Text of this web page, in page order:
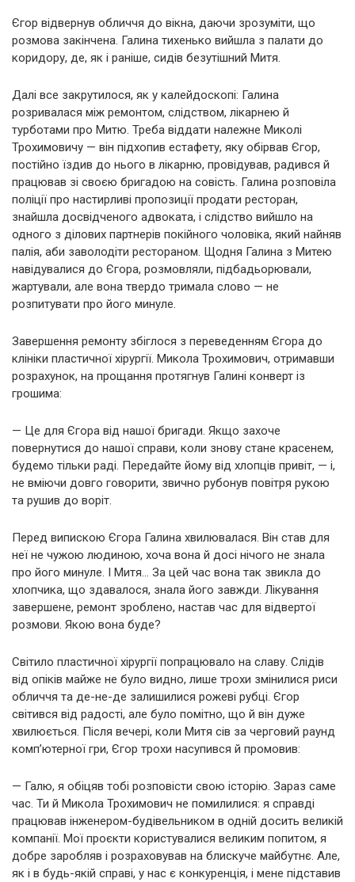
Єгор відвернув обличчя до вікна, даючи зрозуміти, що
розмова закінчена. Галина тихенько вийшла з палати до
коридору, де, як і раніше, сидів безутішний Митя.
Далі все закрутилося, як у калейдоскопі: Галина
розривалася між ремонтом, слідством, лікарнею й
турботами про Митю. Треба віддати належне Миколі
Трохимовичу — він підхопив естафету, яку обірвав Єгор,
постійно їздив до нього в лікарню, провідував, радився й
працював зі своєю бригадою на совість. Галина розповіла
поліції про настирливі пропозиції продати ресторан,
знайшла досвідченого адвоката, і слідство вийшло на
одного з ділових партнерів покійного чоловіка, який найняв
палія, аби заволодіти рестораном. Щодня Галина з Митею
навідувалися до Єгора, розмовляли, підбадьорювали,
жартували, але вона твердо тримала слово — не
розпитувати про його минуле.
Завершення ремонту збіглося з переведенням Єгора до
клініки пластичної хірургії. Микола Трохимович, отримавши
розрахунок, на прощання протягнув Галині конверт із
грошима:
— Це для Єгора від нашої бригади. Якщо захоче
повернутися до нашої справи, коли знову стане красенем,
будемо тільки раді. Передайте йому від хлопців привіт, — і,
не вміючи довго говорити, звично рубонув повітря рукою
та рушив до воріт.
Перед випискою Єгора Галина хвилювалася. Він став для
неї не чужою людиною, хоча вона й досі нічого не знала
про його минуле. І Митя… За цей час вона так звикла до
хлопчика, що здавалося, знала його завжди. Лікування
завершене, ремонт зроблено, настав час для відвертої
розмови. Якою вона буде?
Світило пластичної хірургії попрацювало на славу. Слідів
від опіків майже не було видно, лише трохи змінилися риси
обличчя та де-не-де залишилися рожеві рубці. Єгор
світився від радості, але було помітно, що й він дуже
хвилюється. Після вечері, коли Митя сів за черговий раунд
комп’ютерної гри, Єгор трохи насупився й промовив:
— Галю, я обіцяв тобі розповісти свою історію. Зараз саме
час. Ти й Микола Трохимович не помилилися: я справді
працював інженером-будівельником в одній досить великій
компанії. Мої проєкти користувалися великим попитом, я
добре заробляв і розраховував на блискуче майбутнє. Але,
як і в будь-якій справі, у нас є конкуренція, і мене підставив